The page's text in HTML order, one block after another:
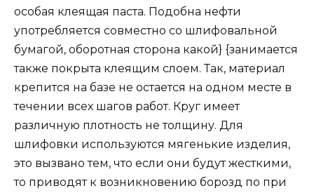
особая клеящая паста. Подобна нефти
употребляется совместно со шлифовальной
бумагой, оборотная сторона какой} {занимается
также покрыта клеящим слоем. Так, материал
крепится на базе не остается на одном месте в
течении всех шагов работ. Круг имеет
различную плотность не толщину. Для
шлифовки используются мягенькие изделия,
это вызвано тем, что если они будут жесткими,
то приводят к возникновению борозд по при